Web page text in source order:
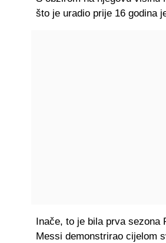
što je uradio prije 16 godina
Inače, to je bila prva sezona
Messi demonstrirao cijelom